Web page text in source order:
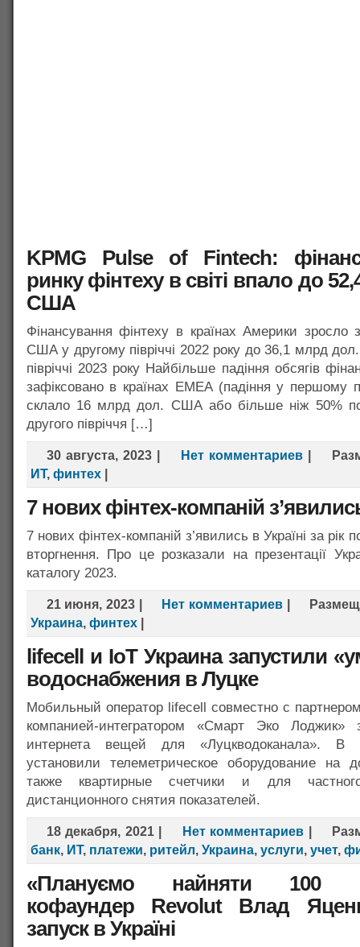
KPMG Pulse of Fintech:
ринку фінтеху в світі впало до
США
Фінансування фінтеху в країнах Америки
США у другому півріччі 2022 року до 36,1 млрд
півріччі 2023 року Найбільше падіння обсягів
зафіксовано в країнах EMEA (падіння у першому
склало 16 млрд дол. США або більше ніж 50%
другого півріччя […]
30 августа, 2023| Нет комментариев
ИТ, финтех|
7 нових фінтех-компаній
7 нових фінтех-компаній з’явились в Україні за рік
вторгнення. Про це розказали на презентації
каталогу 2023.
21 июня, 2023| Нет комментариев
Украина, финтех|
lifecell и IoT Украина запустили
водоснабжения в Луцке
Мобильный оператор lifecell совместно с
компанией-интегратором «Смарт Эко Лоджик»
интернета вещей для «Луцкводоканала». В
установили телеметрическое оборудование на
также квартирные счетчики и для
дистанционного снятия показателей.
18 декабря, 2021| Нет комментариев
банк, ИТ, платежи, ритейл, Украина, услуги, учет,
«Плануємо найняти 100
кофаундер Revolut Влад
запуск в Україні